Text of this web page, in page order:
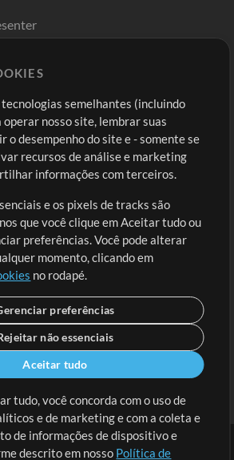
Entre
Cadastre-se
Ir ao carrinho
tecnologias semelhantes (incluindo
nosso site, lembrar suas
o desempenho do site e - somente se
recursos de análise e marketing
informações com terceiros.
e os pixels de tracks são
que você clique em Aceitar tudo ou
preferências. Você pode alterar
momento, clicando em
no rodapé.
preferências
não essenciais
Aceitar tudo
tudo, você concorda com o uso de
e de marketing e com a coleta e
de informações de dispositivo e
descrito em nosso Política de